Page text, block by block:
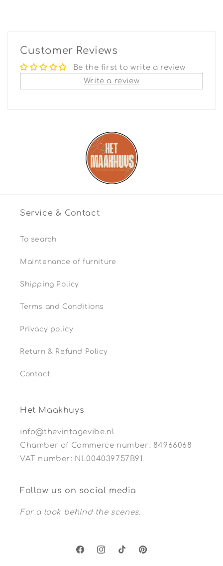
Customer Reviews
Be the first to write a review
Write a review
Service & Contact
To search
Maintenance of furniture
Shipping Policy
Terms and Conditions
Privacy policy
Return & Refund Policy
Contact
Het Maakhuys
info@thevintagevibe.nl
Chamber of Commerce number: 84966068
VAT number: NL004039757B91
Follow us on social media
For a look behind the scenes.
FacebookInstagram
TikTok Pinterest